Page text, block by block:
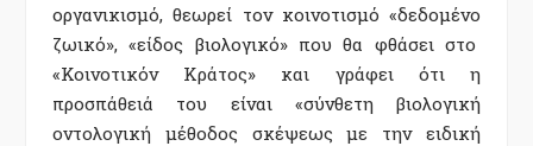
οργανικισμό, θεωρεί τον κοινοτισμό «δεδομένο
ζωικό», «είδος βιολογικό» που θα φθάσει στο
«Κοινοτικόν Κράτος» και γράφει ότι η
προσπάθειά του είναι «σύνθετη βιολογική
οντολογική μέθοδος σκέψεως με την ειδική